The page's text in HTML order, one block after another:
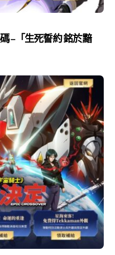
–「生死誓約 銘於黯